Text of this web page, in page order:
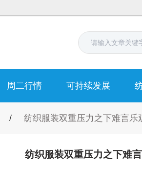
周二行情 可持续发展
/ 纺织服装双重压力之下难言乐
纺织服装双重压力之下难